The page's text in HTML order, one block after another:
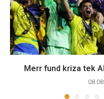
Merr fund kriza tek